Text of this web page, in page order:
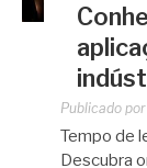
Publicado por
Tempo de
Descubra